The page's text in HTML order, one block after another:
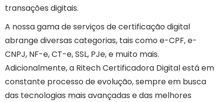
transações digitais.
A nossa gama de serviços de certificação digital
abrange diversas categorias, tais como e-CPF, e-
CNPJ, NF-e, CT-e, SSL, PJe, e muito mais.
Adicionalmente, a Ritech Certificadora Digital está em
constante processo de evolução, sempre em busca
das tecnologias mais avançadas e das melhores